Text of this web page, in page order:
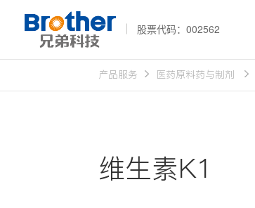
股票代码：002562
产品服务 医药原料药与制剂
维生素K1